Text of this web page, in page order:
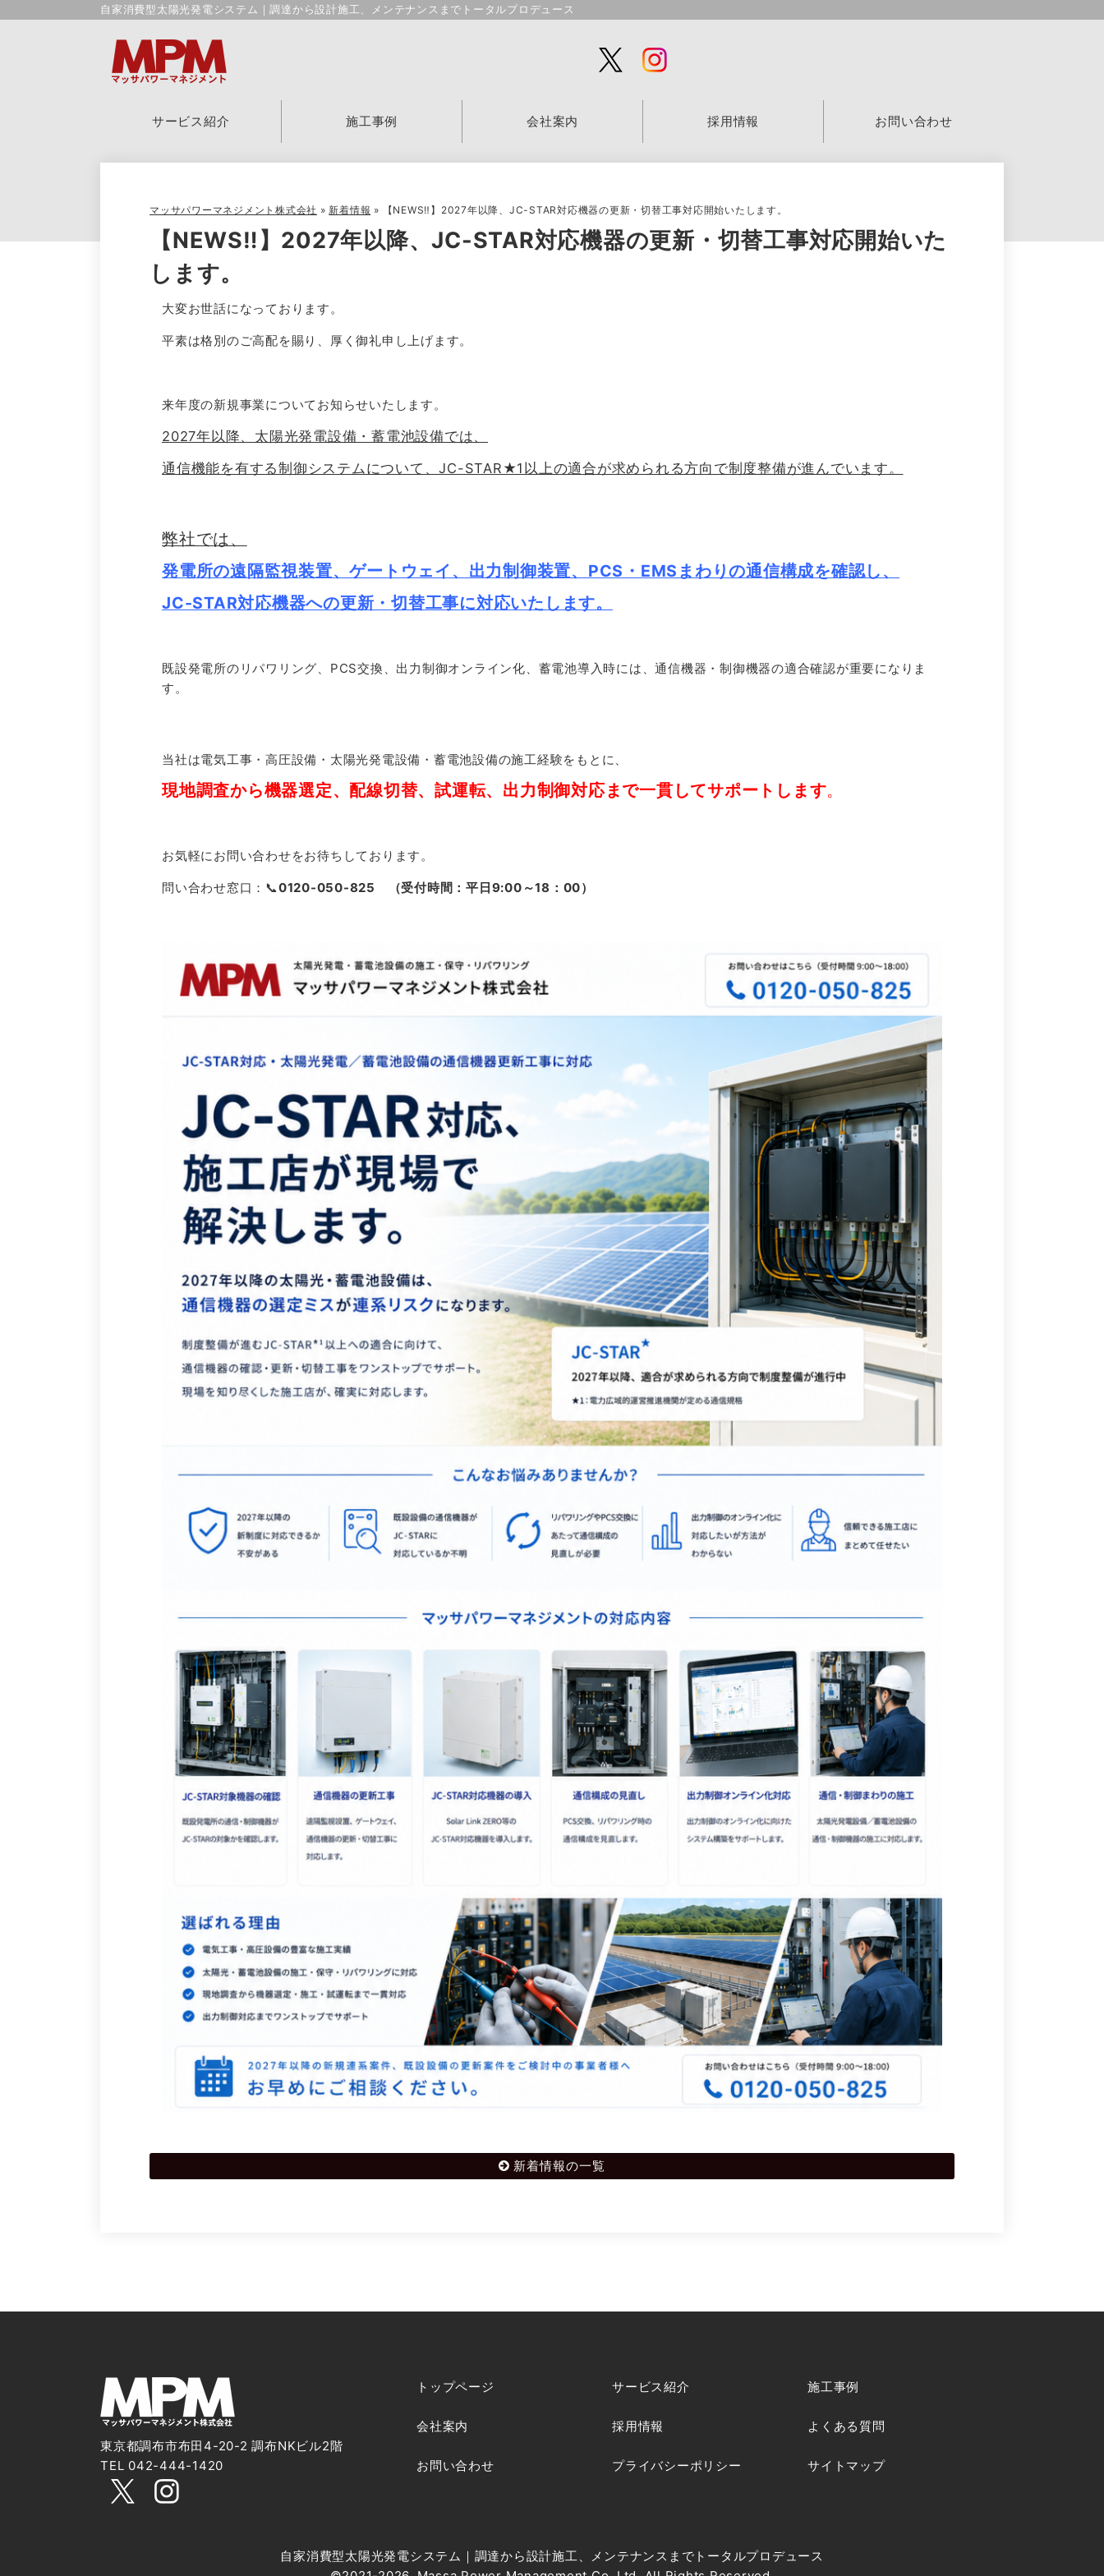
自家消費型太陽光発電システム｜調達から設計施工、メンテナンスまでトータルプロデュース
サービス紹介 施工事例 会社案内 採用情報 お問い合わせ
マッサパワーマネジメント株式会社 »新着情報 » 【NEWS‼】2027年以降、JC-STAR対応機器の更新・切替工事対応開始いたします。
【NEWS‼】2027年以降、JC-STAR対応機器の更新・切替工事対応開始いた
します。
大変お世話になっております。
平素は格別のご高配を賜り、厚く御礼申し上げます。
来年度の新規事業についてお知らせいたします。
2027年以降、太陽光発電設備・蓄電池設備では、
通信機能を有する制御システムについて、JC-STAR★1以上の適合が求められる方向で制度整備が進んでいます。
弊社では、
発電所の遠隔監視装置、ゲートウェイ、出力制御装置、PCS・EMSまわりの通信構成を確認し、
JC-STAR対応機器への更新・切替工事に対応いたします。
既設発電所のリパワリング、PCS交換、出力制御オンライン化、蓄電池導入時には、通信機器・制御機器の適合確認が重要になりま
す。
当社は電気工事・高圧設備・太陽光発電設備・蓄電池設備の施工経験をもとに、
現地調査から機器選定、配線切替、試運転、出力制御対応まで一貫してサポートします。
お気軽にお問い合わせをお待ちしております。
問い合わせ窓口：📞0120-050-825 （受付時間：平日9:00～18：00）
新着情報の一覧
東京都調布市布田4-20-2 調布NKビル2階
TEL 042-444-1420
トップページ サービス紹介 施工事例
会社案内 採用情報 よくある質問
お問い合わせ プライバシーポリシー サイトマップ
自家消費型太陽光発電システム｜調達から設計施工、メンテナンスまでトータルプロデュース